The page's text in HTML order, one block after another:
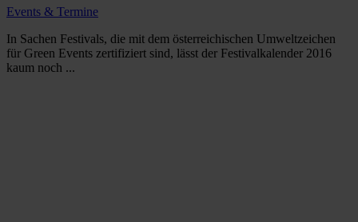
Events & Termine
In Sachen Festivals, die mit dem österreichischen Umweltzeichen
für Green Events zertifiziert sind, lässt der Festivalkalender 2016
kaum noch ...